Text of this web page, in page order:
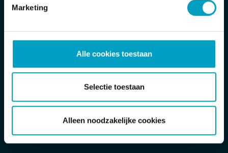
Marketing
Alle cookies toestaan
Selectie toestaan
Alleen noodzakelijke cookies
Jan Tinbergenstraat 2
Postbus 32
5490 AA Sint-Oedenrode
info@van-stiphout.nl
Verzoek-tot-herstelformulier